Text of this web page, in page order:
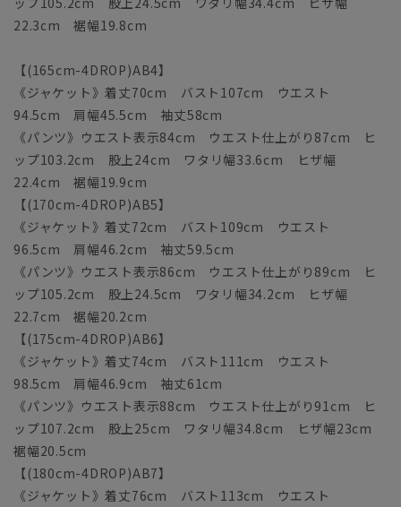
22.3cm 裾幅19.8cm
【(165cm-4DROP)AB4】
《ジャケット》着丈70cm バスト107cm ウエスト
94.5cm 肩幅45.5cm 袖丈58cm
《パンツ》ウエスト表示84cm ウエスト仕上がり87cm ヒ
ップ103.2cm 股上24cm ワタリ幅33.6cm ヒザ幅
22.4cm 裾幅19.9cm
【(170cm-4DROP)AB5】
《ジャケット》着丈72cm バスト109cm ウエスト
96.5cm 肩幅46.2cm 袖丈59.5cm
《パンツ》ウエスト表示86cm ウエスト仕上がり89cm ヒ
ップ105.2cm 股上24.5cm ワタリ幅34.2cm ヒザ幅
22.7cm 裾幅20.2cm
【(175cm-4DROP)AB6】
《ジャケット》着丈74cm バスト111cm ウエスト
98.5cm 肩幅46.9cm 袖丈61cm
《パンツ》ウエスト表示88cm ウエスト仕上がり91cm ヒ
ップ107.2cm 股上25cm ワタリ幅34.8cm ヒザ幅23cm
裾幅20.5cm
【(180cm-4DROP)AB7】
《ジャケット》着丈76cm バスト113cm ウエスト